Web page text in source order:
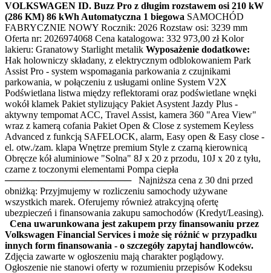
VOLKSWAGEN ID. Buzz Pro z długim rozstawem osi 210 kW
(286 KM) 86 kWh Automatyczna 1 biegowa SAMOCHÓD
FABRYCZNIE NOWY Rocznik: 2026 Rozstaw osi: 3239 mm
Oferta nr: 2026974068 Cena katalogowa: 332 973,00 zł Kolor
lakieru: Granatowy Starlight metalik Wyposażenie dodatkowe:
Hak holowniczy składany, z elektrycznym odblokowaniem Park
Assist Pro - system wspomagania parkowania z czujnikami
parkowania, w połączeniu z usługami online System V2X
Podświetlana listwa między reflektorami oraz podświetlane wnęki
wokół klamek Pakiet stylizujący Pakiet Asystent Jazdy Plus -
aktywny tempomat ACC, Travel Assist, kamera 360 "Area View"
wraz z kamerą cofania Pakiet Open & Close z systemem Keyless
Advanced z funkcją SAFELOCK, alarm, Easy open & Easy close -
el. otw./zam. klapa Wnętrze premium Style z czarną kierownicą
Obręcze kół aluminiowe "Solna" 8J x 20 z przodu, 10J x 20 z tyłu,
czarne z toczonymi elementami Pompa ciepła
─────────────────── Najniższa cena z 30 dni przed
obniżką: Przyjmujemy w rozliczeniu samochody używane
wszystkich marek. Oferujemy również atrakcyjną ofertę
ubezpieczeń i finansowania zakupu samochodów (Kredyt/Leasing).
Cena uwarunkowana jest zakupem przy finansowaniu przez
Volkswagen Financial Services i może się różnić w przypadku
innych form finansowania - o szczegóły zapytaj handlowców.
Zdjęcia zawarte w ogłoszeniu mają charakter poglądowy.
Ogłoszenie nie stanowi oferty w rozumieniu przepisów Kodeksu